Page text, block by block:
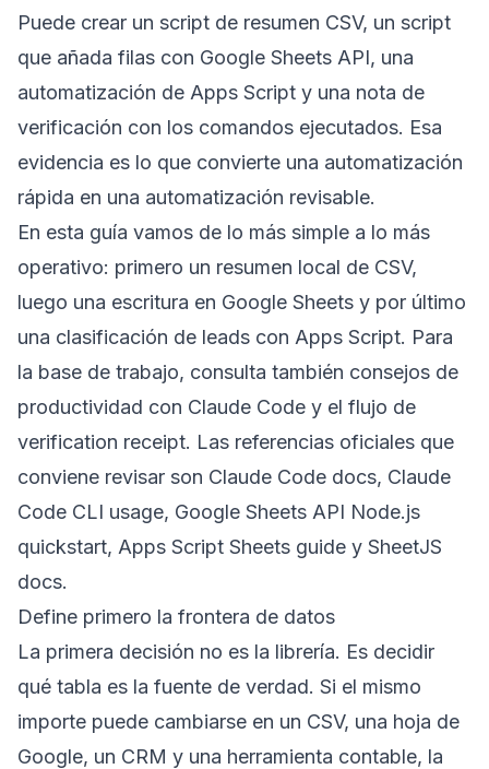
Puede crear un script de resumen CSV, un script
que añada filas con Google Sheets API, una
automatización de Apps Script y una nota de
verificación con los comandos ejecutados. Esa
evidencia es lo que convierte una automatización
rápida en una automatización revisable.
En esta guía vamos de lo más simple a lo más
operativo: primero un resumen local de CSV,
luego una escritura en Google Sheets y por último
una clasificación de leads con Apps Script. Para
la base de trabajo, consulta también consejos de
productividad con Claude Code y el flujo de
verification receipt. Las referencias oficiales que
conviene revisar son Claude Code docs, Claude
Code CLI usage, Google Sheets API Node.js
quickstart, Apps Script Sheets guide y SheetJS
docs.
Define primero la frontera de datos
La primera decisión no es la librería. Es decidir
qué tabla es la fuente de verdad. Si el mismo
importe puede cambiarse en un CSV, una hoja de
Google, un CRM y una herramienta contable, la